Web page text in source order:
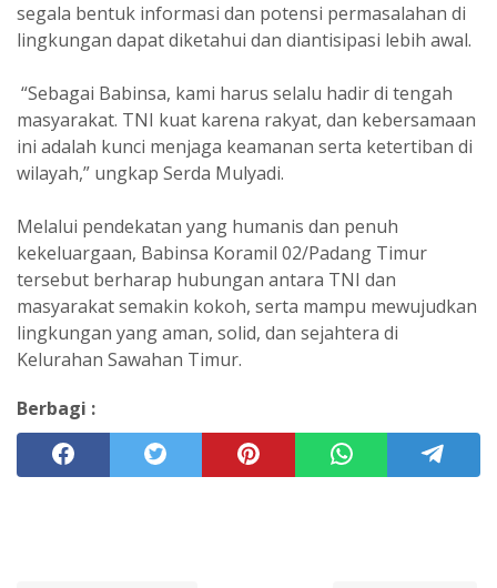
segala bentuk informasi dan potensi permasalahan di
lingkungan dapat diketahui dan diantisipasi lebih awal.
“Sebagai Babinsa, kami harus selalu hadir di tengah
masyarakat. TNI kuat karena rakyat, dan kebersamaan
ini adalah kunci menjaga keamanan serta ketertiban di
wilayah,” ungkap Serda Mulyadi.
Melalui pendekatan yang humanis dan penuh
kekeluargaan, Babinsa Koramil 02/Padang Timur
tersebut berharap hubungan antara TNI dan
masyarakat semakin kokoh, serta mampu mewujudkan
lingkungan yang aman, solid, dan sejahtera di
Kelurahan Sawahan Timur.
Berbagi :